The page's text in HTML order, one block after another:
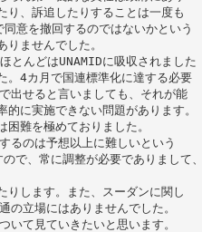
り、訴追したりすることは一度も
意を撤回するのではないかという
ませんでした。
とんどはUNAMIDに吸収されました
。4カ月で国連標準化に達する必要
出せると言いましても、それが能
に実施できない問題があります。
難を極めておりました。
るのは予想以上に難しいという
で、常に調整が必要でありまして、
りします。また、スーダンに関し
の立場にはありませんでした。
いて見ていきたいと思います。